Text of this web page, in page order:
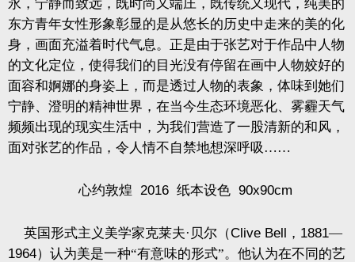
永，宁静而致远，既时尚又端庄，既传统又现代，纯美的
东方青年女性形象彰显的是从悠长的历史中走来的美的化
身，画面充溢着时代气息。正是由于张艺对于作品中人物
的文化定位，使得我们的目光没有停留在画中人物姣好的
面容和婀娜的身姿上，而是透过人物的表象，体味到她们
宁静、澄明的精神世界，在当今生态环境恶化、雾霾天气
频频出现的现实生活中，为我们营造了一股清新的和风，
面对张艺的作品，令人情不自禁地想深呼吸……
心约敦煌 2016 纸本设色 90x90cm
英国形式主义美学家克莱夫·贝尔（Clive Bell ， 1881—
1964）认为美是一种“有意味的形式”。他认为在不同的艺